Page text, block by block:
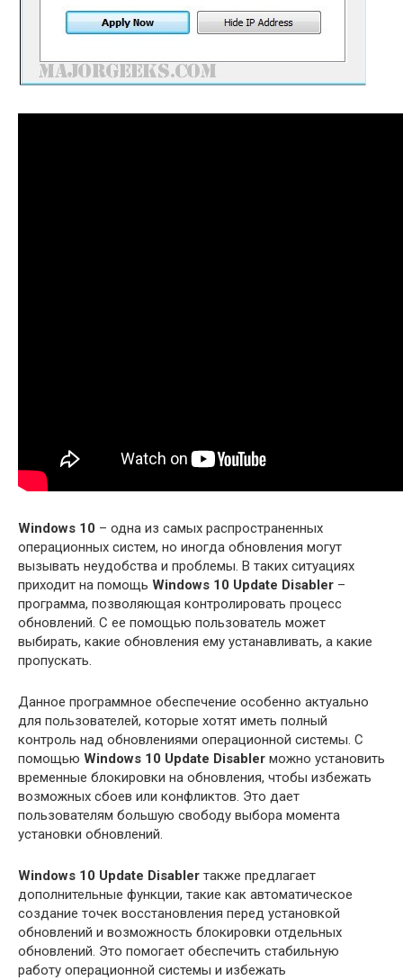
Windows 10 – одна из самых распространенных
операционных систем, но иногда обновления могут
вызывать неудобства и проблемы. В таких ситуациях
приходит на помощь Windows 10 Update Disabler –
программа, позволяющая контролировать процесс
обновлений. С ее помощью пользователь может
выбирать, какие обновления ему устанавливать, а какие
пропускать.
Данное программное обеспечение особенно актуально
для пользователей, которые хотят иметь полный
контроль над обновлениями операционной системы. С
помощью Windows 10 Update Disabler можно установить
временные блокировки на обновления, чтобы избежать
возможных сбоев или конфликтов. Это дает
пользователям большую свободу выбора момента
установки обновлений.
Windows 10 Update Disabler также предлагает
дополнительные функции, такие как автоматическое
создание точек восстановления перед установкой
обновлений и возможность блокировки отдельных
обновлений. Это помогает обеспечить стабильную
работу операционной системы и избежать